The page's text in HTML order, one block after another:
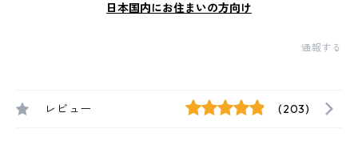
日本国内にお住まいの方向け
通報する
レビュー (203)